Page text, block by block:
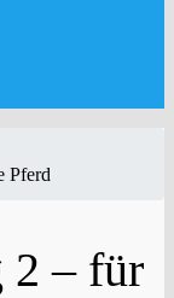
Pferd
2 – für